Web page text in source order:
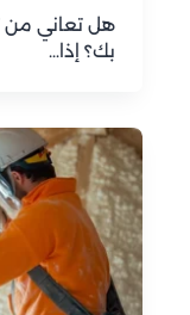
هل تعاني من
بك؟ إذا…